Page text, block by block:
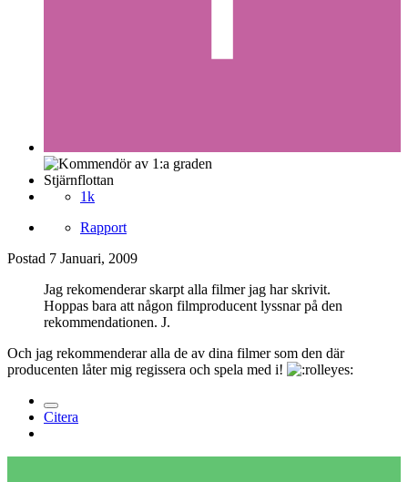
Stjärnflottan
1k
Rapport
Postad 7 Januari, 2009
Jag rekomenderar skarpt alla filmer jag har skrivit.
Hoppas bara att någon filmproducent lyssnar på den
rekommendationen. J.
Och jag rekommenderar alla de av dina filmer som den där
producenten låter mig regissera och spela med i!
Citera